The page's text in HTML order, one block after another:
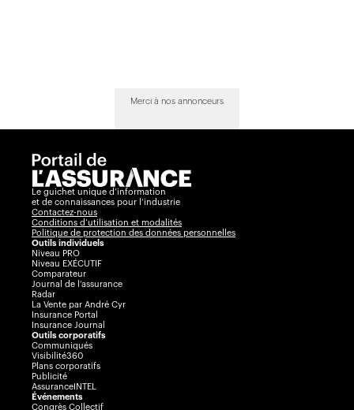
Merci à nos annonceurs
Le guichet unique d’information
et de connaissances pour l’industrie
Contactez-nous
Conditions d’utilisation et modalités
Politique de protection des données personnelles
Outils individuels
Niveau PRO
Niveau EXÉCUTIF
Comparateur
Journal de l’assurance
Radar
La Vente par André Cyr
Insurance Portal
Insurance Journal
Outils corporatifs
Communiqués
Visibilité360
Plans corporatifs
Publicité
AssuranceINTEL
Événements
Congrès Collectif